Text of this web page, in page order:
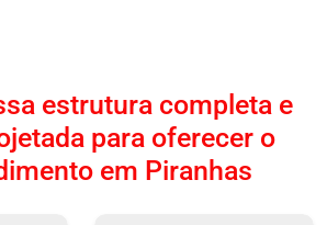
estrutura completa e
para oferecer o
em Piranhas